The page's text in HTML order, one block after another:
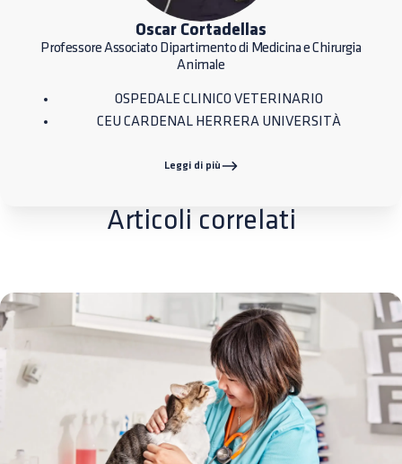
Oscar Cortadellas
Professore Associato Dipartimento di Medicina e Chirurgia
Animale
OSPEDALE CLINICO VETERINARIO
CEU CARDENAL HERRERA UNIVERSITÀ
Leggi di più
Articoli correlati